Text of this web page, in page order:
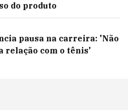
do produto
pausa na carreira: 'Não
relação com o tênis'